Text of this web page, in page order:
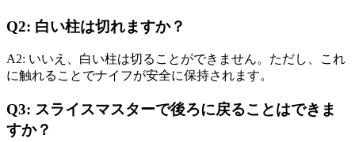
Q2: 白い柱は切れますか？
A2: いいえ、白い柱は切ることができません。ただし、これ
に触れることでナイフが安全に保持されます。
Q3: スライスマスターで後ろに戻ることはできま
すか？